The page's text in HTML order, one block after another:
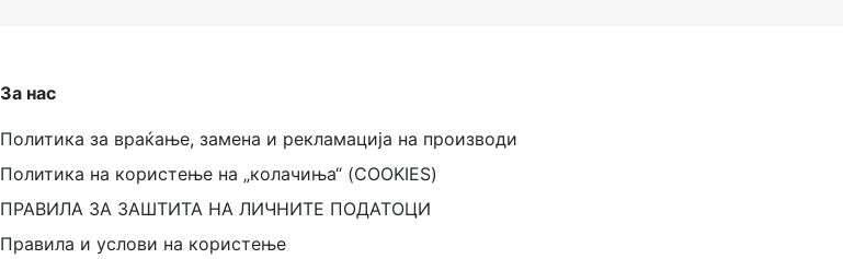
За нас
Политика за враќање, замена и рекламација на производи
Политика на користење на „колачиња“ (COOKIES)
ПРАВИЛА ЗА ЗАШТИТА НА ЛИЧНИТЕ ПОДАТОЦИ
Правила и услови на користење